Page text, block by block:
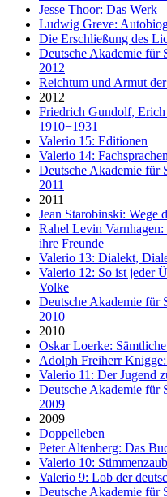
Jesse Thoor: Das Werk
Ludwig Greve:
Die Erschließung des
Deutsche Akademie für
2012
Reichtum und Armut
2012
Friedrich Gundolf,
1910−1931
Valerio 15: Editionen
Valerio 14:
Deutsche Akademie für
2011
2011
Jean Starobinski: Wege
Rahel Levin
ihre Freunde
Valerio 13: Dialekt,
Valerio 12: So ist jeder
Volke
Deutsche Akademie für
2010
2010
Oskar Loerke:
Adolph Freiherr
Valerio 11: Der Jugend
Deutsche Akademie für
2009
2009
Doppelleben
Peter Altenberg: Das
Valerio 10:
Valerio 9: Lob der
Deutsche Akademie für